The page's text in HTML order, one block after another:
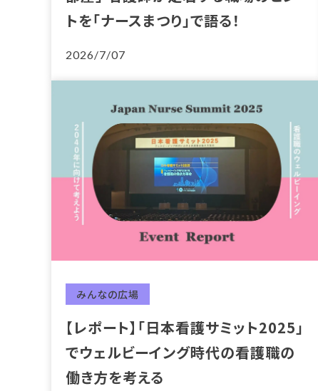
トを「ナースまつり」で語る！
2026/7/07
みんなの広場
【レポート】「日本看護サミット2025」
でウェルビーイング時代の看護職の
働き方を考える